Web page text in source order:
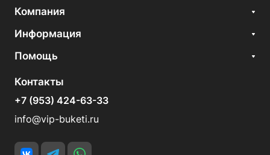
Компания
Информация
Помощь
Контакты
+7 (953) 424-63-33
info@vip-buketi.ru